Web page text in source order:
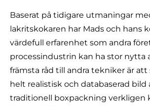
Baserat på tidigare utmaningar
lakritskokaren har Mads och hans
värdefull erfarenhet som andra
processindustrin kan ha stor nytta
främsta råd till andra tekniker är att
helt realistisk och databaserad bild
traditionell boxpackning verkligen